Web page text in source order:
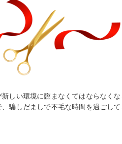
しい環境に臨まなくてはならなく
騙しだましで不毛な時間を過ごし